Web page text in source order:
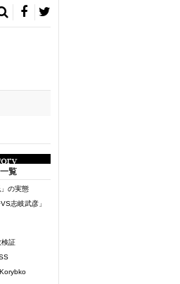
覧
」の実態
VS志岐武彦」
検証